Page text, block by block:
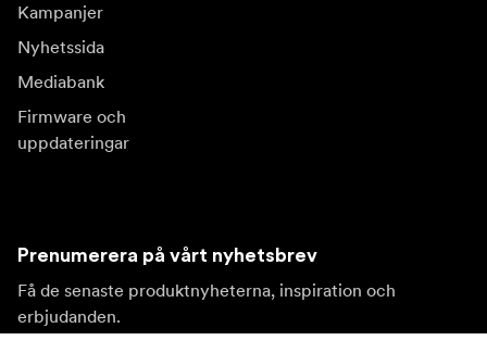
Kampanjer
Nyhetssida
Mediabank
Firmware och
uppdateringar
Prenumerera på vårt nyhetsbrev
Få de senaste produktnyheterna, inspiration och
erbjudanden.